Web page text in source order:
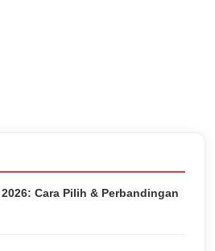
Cara Pilih & Perbandingan